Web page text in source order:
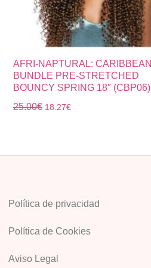
AFRI-NAPTURAL: CARIBBEAN
BUNDLE PRE-STRETCHED
BOUNCY SPRING 18″ (CBP06)
25.00€ 18.27€
Política de privacidad
Política de Cookies
Aviso Legal